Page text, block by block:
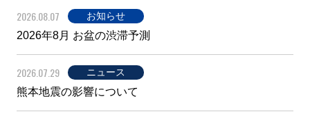
2026.08.07 お知らせ
2026年8月 お盆の渋滞予測
2026.07.29 ニュース
熊本地震の影響について